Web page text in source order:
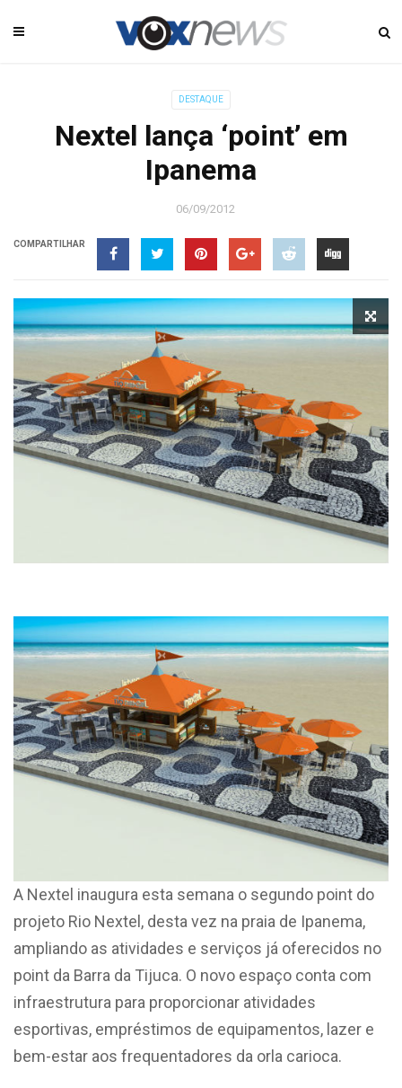
DESTAQUE
Nextel lança ‘point’ em
Ipanema
06/09/2012
COMPARTILHAR
A Nextel inaugura esta semana o segundo point do
projeto Rio Nextel, desta vez na praia de Ipanema,
ampliando as atividades e serviços já oferecidos no
point da Barra da Tijuca. O novo espaço conta com
infraestrutura para proporcionar atividades
esportivas, empréstimos de equipamentos, lazer e
bem-estar aos frequentadores da orla carioca.